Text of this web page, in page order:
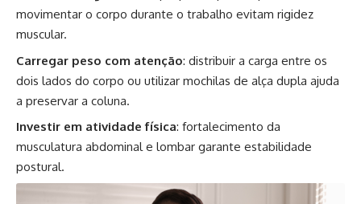
movimentar o corpo durante o trabalho evitam rigidez
muscular.
Carregar peso com atenção: distribuir a carga entre os
dois lados do corpo ou utilizar mochilas de alça dupla ajuda
a preservar a coluna.
Investir em atividade física: fortalecimento da
musculatura abdominal e lombar garante estabilidade
postural.